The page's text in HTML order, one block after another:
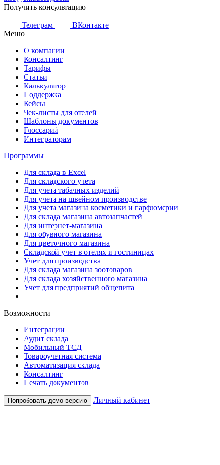
Получить консультацию
Телеграм
ВКонтакте
Меню
О компании
Консалтинг
Тарифы
Статьи
Калькулятор
Поддержка
Кейсы
Чек-листы для отелей
Шаблоны документов
Глоссарий
Интеграторам
Программы
Для склада в Excel
Для складского учета
Для учета табачных изделий
Для учета на швейном производстве
Для учета магазина косметики и парфюмерии
Для склада магазина автозапчастей
Для интернет-магазина
Для обувного магазина
Для цветочного магазина
Складской учет в отелях и гостиницах
Учет для производства
Для склада магазина зоотоваров
Для склада хозяйственного магазина
Учет для предприятий общепита
Возможности
Интеграции
Аудит склада
Мобильный ТСД
Товароучетная система
Автоматизация склада
Консалтинг
Печать документов
Попробовать демо-версию Личный кабинет